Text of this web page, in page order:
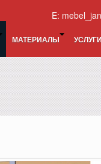
E:
МАТЕРИАЛЫ УСЛУГИ